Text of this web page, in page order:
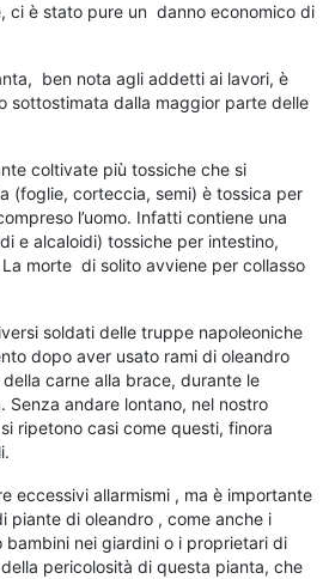
ci è stato pure un danno economico di
ben nota agli addetti ai lavori, è
sottostimata dalla maggior parte delle
coltivate più tossiche che si
(foglie, corteccia, semi) è tossica per
l’uomo. Infatti contiene una
e alcaloidi) tossiche per intestino,
morte di solito avviene per collasso
soldati delle truppe napoleoniche
dopo aver usato rami di oleandro
carne alla brace, durante le
Senza andare lontano, nel nostro
ripetono casi come questi, finora
eccessivi allarmismi , ma è importante
piante di oleandro , come anche i
nei giardini o i proprietari di
pericolosità di questa pianta, che